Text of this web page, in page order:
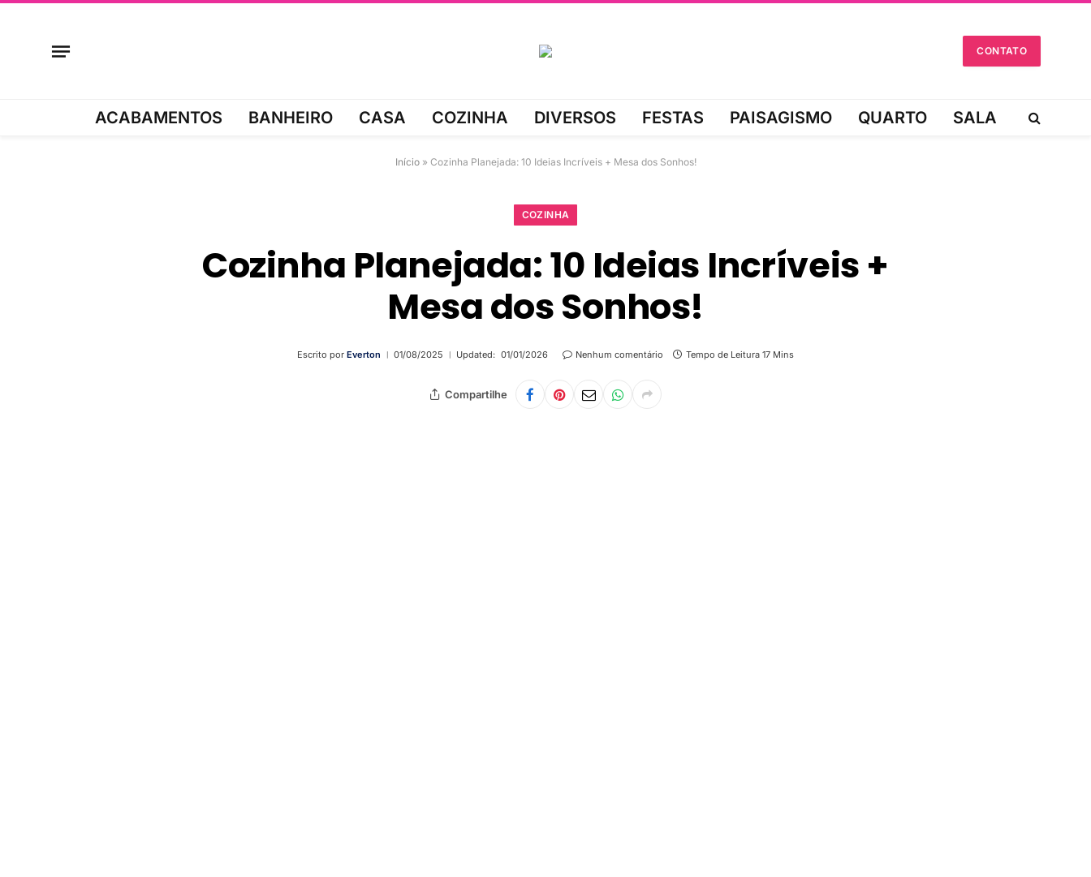
CONTATO
ACABAMENTOS BANHEIRO CASA COZINHA DIVERSOS FESTAS PAISAGISMO QUARTO SALA
Início» Cozinha Planejada: 10 Ideias Incríveis + Mesa dos Sonhos!
COZINHA
Cozinha Planejada: 10 Ideias Incríveis +
Mesa dos Sonhos!
Escrito por Everton 01/08/2025 Updated: 01/01/2026 Nenhum comentário Tempo de Leitura 17 Mins
Compartilhe